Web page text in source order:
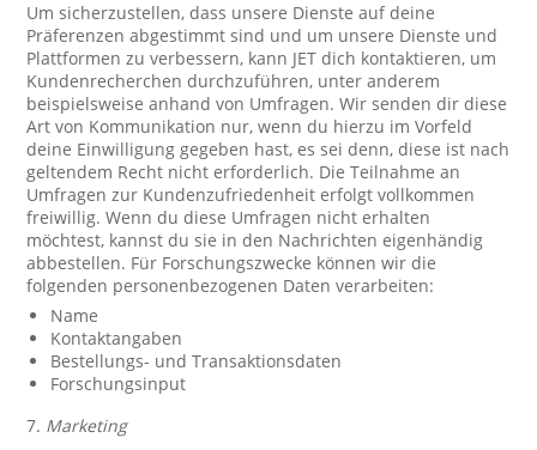
Um sicherzustellen, dass unsere Dienste auf deine
Präferenzen abgestimmt sind und um unsere Dienste und
Plattformen zu verbessern, kann JET dich kontaktieren, um
Kundenrecherchen durchzuführen, unter anderem
beispielsweise anhand von Umfragen. Wir senden dir diese
Art von Kommunikation nur, wenn du hierzu im Vorfeld
deine Einwilligung gegeben hast, es sei denn, diese ist nach
geltendem Recht nicht erforderlich. Die Teilnahme an
Umfragen zur Kundenzufriedenheit erfolgt vollkommen
freiwillig. Wenn du diese Umfragen nicht erhalten
möchtest, kannst du sie in den Nachrichten eigenhändig
abbestellen. Für Forschungszwecke können wir die
folgenden personenbezogenen Daten verarbeiten:
Name
Kontaktangaben
Bestellungs- und Transaktionsdaten
Forschungsinput
7. Marketing